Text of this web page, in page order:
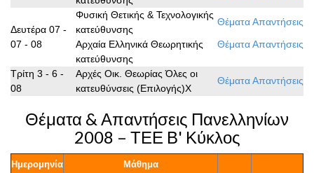
Δευτέρα 07 -
07 - 08
Φυσική Θετικής & Τεχνολογικής
κατεύθυνσης
Θέματα Απαντήσεις
Αρχαία Ελληνικά Θεωρητικής
κατεύθυνσης
Θέματα Απαντήσεις
Τρίτη 3 - 6 -
08
Αρχές Οικ. Θεωρίας Όλες οι
κατευθύνσεις (Επιλογής)Χ
Θέματα Απαντήσεις
Θέματα & Απαντήσεις Πανελληνίων
2008 – ΤΕΕ Β' Κύκλος
Ημερομηνία Μάθημα